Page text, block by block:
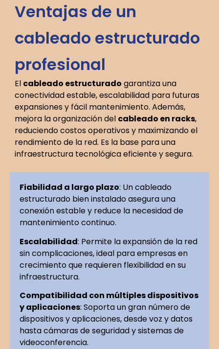
Ventajas de un
cableado estructurado
profesional
El cableado estructurado garantiza una
conectividad estable, escalabilidad para futuras
expansiones y fácil mantenimiento. Además,
mejora la organización del cableado en racks,
reduciendo costos operativos y maximizando el
rendimiento de la red. Es la base para una
infraestructura tecnológica eficiente y segura.
Fiabilidad a largo plazo: Un cableado
estructurado bien instalado asegura una
conexión estable y reduce la necesidad de
mantenimiento continuo.
Escalabilidad: Permite la expansión de la red
sin complicaciones, ideal para empresas en
crecimiento que requieren flexibilidad en su
infraestructura.
Compatibilidad con múltiples dispositivos
y aplicaciones: Soporta un gran número de
dispositivos y aplicaciones, desde voz y datos
hasta cámaras de seguridad y sistemas de
videoconferencia.